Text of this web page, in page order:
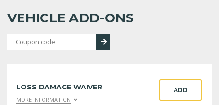
VEHICLE ADD-ONS
LOSS DAMAGE WAIVER
MORE INFORMATION
ADD